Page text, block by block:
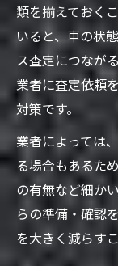
愛車の
車買取
グ
車買取
口コミから
車買取
車買取
目
車買
知恵
類を揃えておく
いると、車の状
ス査定につなが
業者に査定依頼
対策です。
業者によっては
る場合もあるた
の有無など細か
らの準備・確認
を大きく減らす